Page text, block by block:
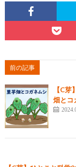
前の記事
【C
畑とコ